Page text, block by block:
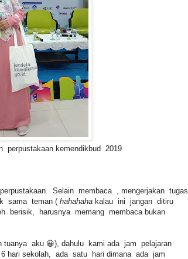
kemendikbud 2019
Selain membaca , mengerjakan tugas
sama teman ( hahahaha kalau ini jangan ditiru
berisik, harusnya memang membaca bukan
tuanya aku 😀), dahulu kami ada jam pelajaran
hari sekolah, ada satu hari dimana ada jam